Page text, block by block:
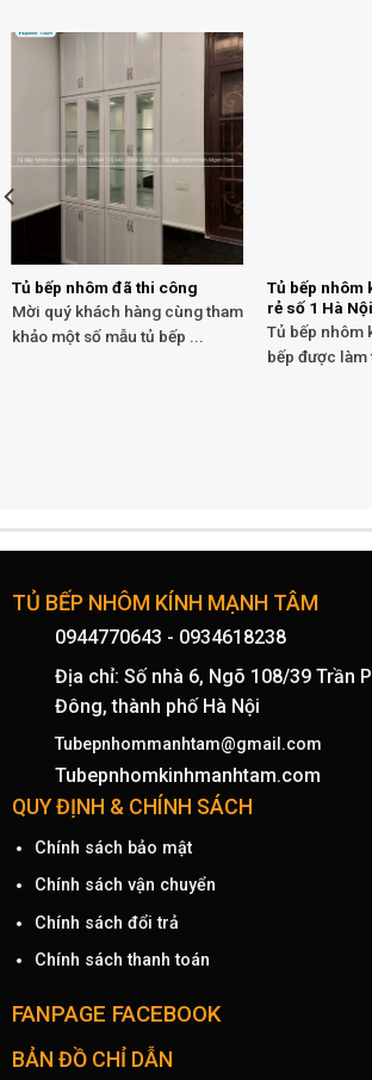
Tủ bếp nhôm đã thi công
Mời quý khách hàng cùng tham
khảo một số mẫu tủ bếp ...
Tủ bếp nhôm
rẻ số 1 Hà Nội
Tủ bếp nhôm
bếp được làm
TỦ BẾP NHÔM KÍNH MẠNH TÂM
0944770643 - 0934618238
Địa chỉ: Số nhà 6, Ngõ 108/39 Trần
Đông, thành phố Hà Nội
Tubepnhommanhtam@gmail.com
Tubepnhomkinhmanhtam.com
QUY ĐỊNH & CHÍNH SÁCH
Chính sách bảo mật
Chính sách vận chuyển
Chính sách đổi trả
Chính sách thanh toán
FANPAGE FACEBOOK
BẢN ĐỒ CHỈ DẪN